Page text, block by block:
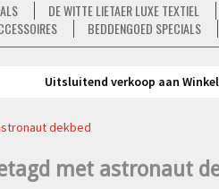
DE WITTE LIETAER LUXE TEXTIEL
BEDDENGOED SPECIALS
Uitsluitend verkoop aan
dekbed
met astronaut